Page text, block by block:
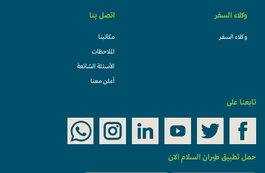
وكلاء السفر
وكلاء السفر
اتصل بنا
مكاتبنا
الملاحظات
الأسئلة الشائعة
أعلن معنا
تابعنا على
حمل تطبيق طيران السلام الان